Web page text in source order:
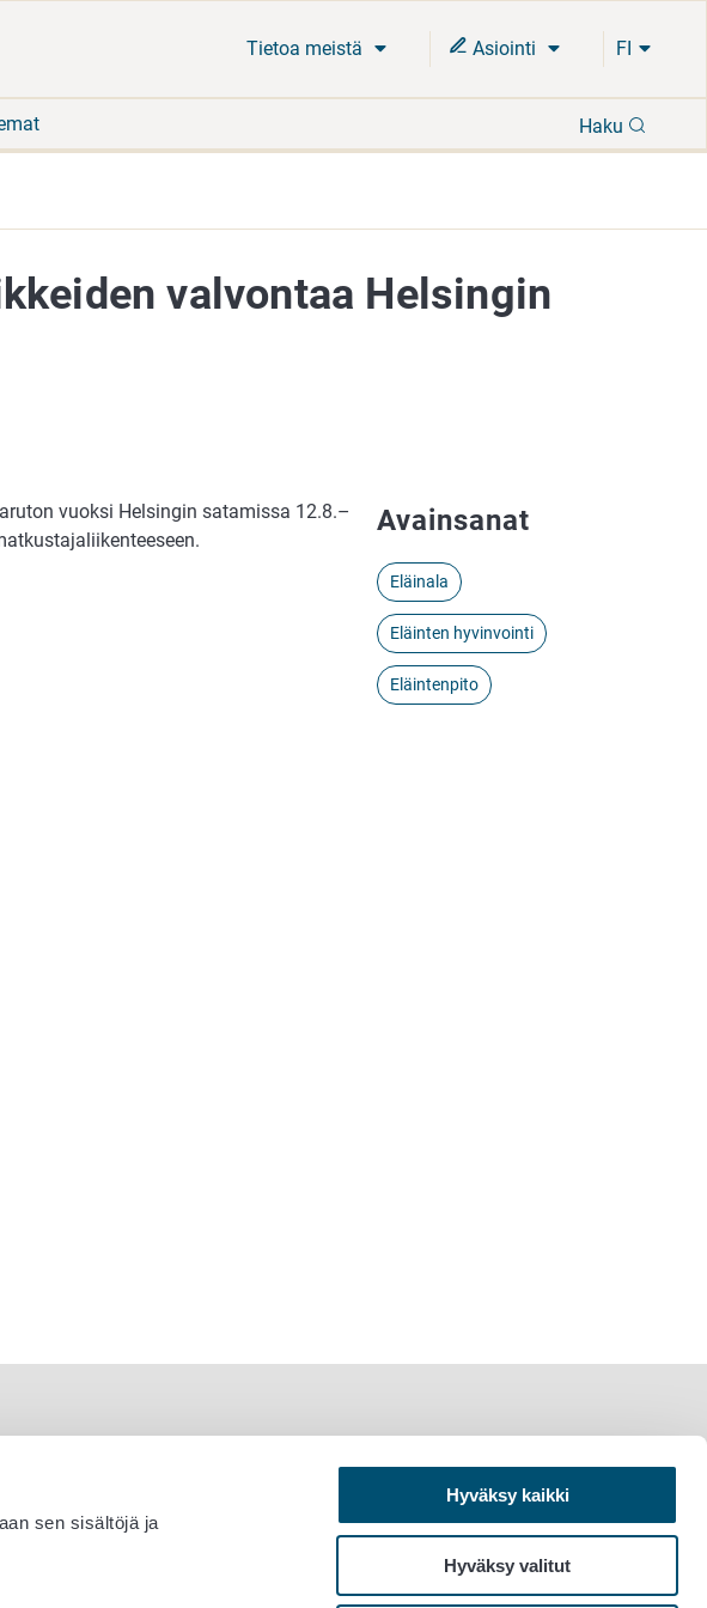
sen sisältöjä ja
Hyväksy kaikki
Hyväksy valitut
Tietoa meistä Asiointi FI
Haku
valvontaa Helsingin
vuoksi Helsingin satamissa 12.8.–
Avainsanat
Eläinala
Eläinten hyvinvointi
Eläintenpito